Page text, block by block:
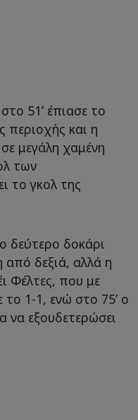
51’ έπιασε το
περιοχής και η
μεγάλη χαμένη
των
το γκολ της
δεύτερο δοκάρι
δεξιά, αλλά η
Φέλτες, που με
1-1, ενώ στο 75’ ο
να εξουδετερώσει